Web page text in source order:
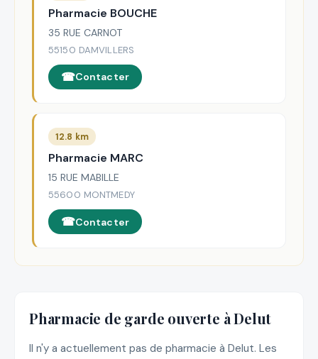
Pharmacie BOUCHE
35 RUE CARNOT
55150 DAMVILLERS
Contacter
12.8 km
Pharmacie MARC
15 RUE MABILLE
55600 MONTMEDY
Contacter
Pharmacie de garde ouverte à Delut
Il n'y a actuellement pas de pharmacie à Delut. Les